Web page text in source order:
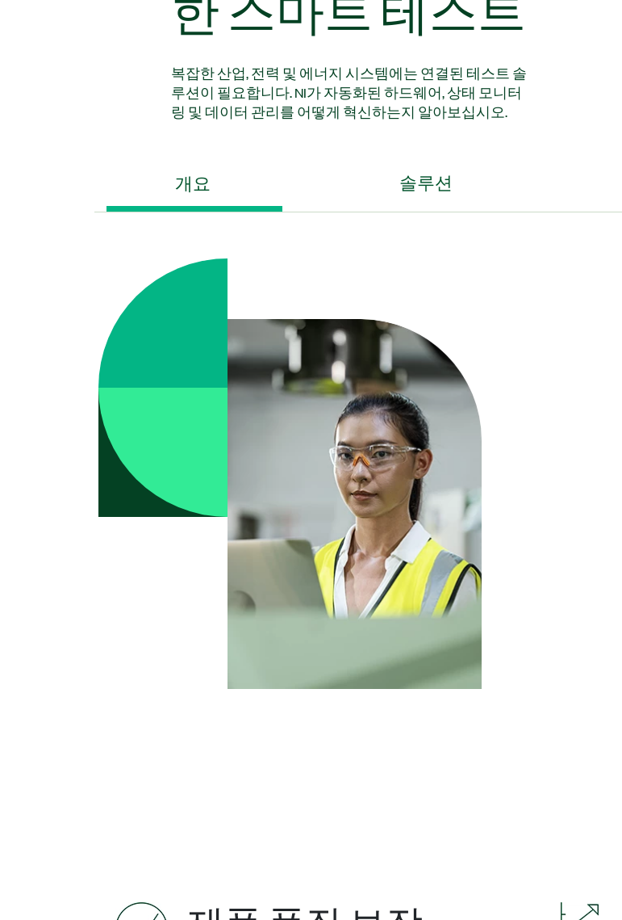
한 스마트 테스트
복잡한 산업, 전력 및 에너지 시스템에는 연결된 테스트 솔
루션이 필요합니다. NI가 자동화된 하드웨어, 상태 모니터
링 및 데이터 관리를 어떻게 혁신하는지 알아보십시오.
개요 솔루션